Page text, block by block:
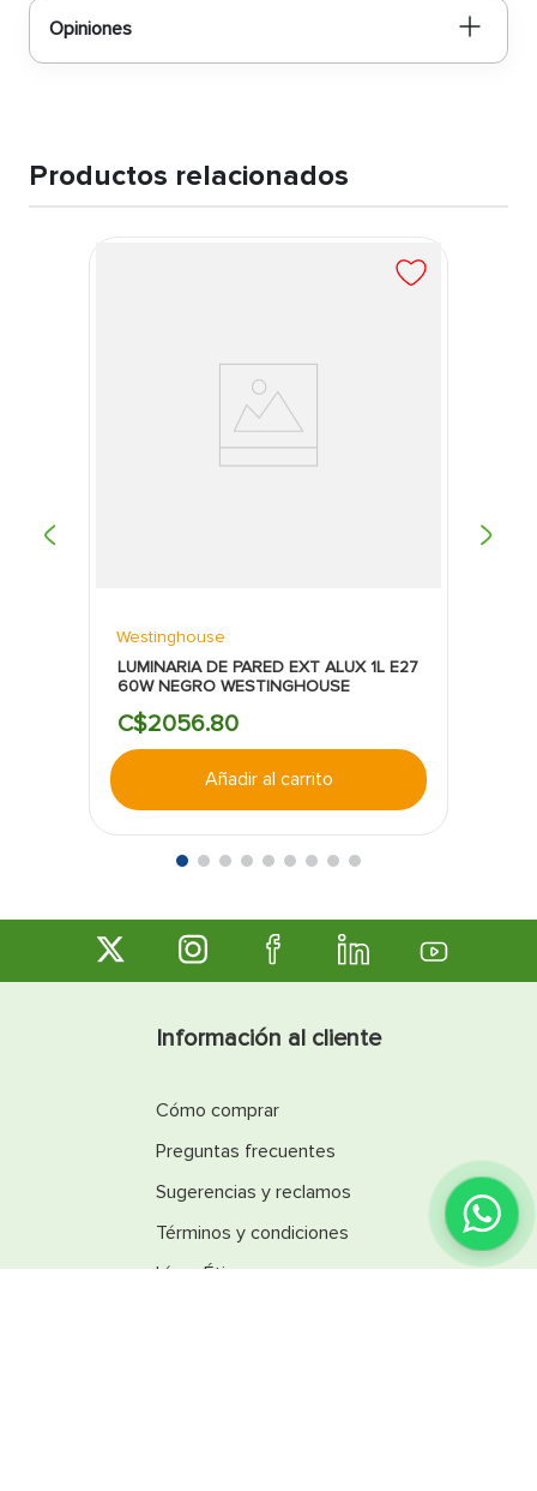
Opiniones
Productos relacionados
Westinghouse
LUMINARIA DE PARED EXT ALUX 1L E27
60W NEGRO WESTINGHOUSE
C$2056.80
Añadir al carrito
Información al cliente
Cómo comprar
Preguntas frecuentes
Sugerencias y reclamos
Términos y condiciones
Línea Ética